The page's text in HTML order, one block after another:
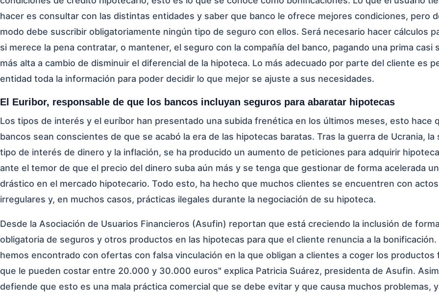
hacer es consultar con las distintas entidades y saber que banco le ofrece mejores condiciones, pero
modo debe suscribir obligatoriamente ningún tipo de seguro con ellos. Será necesario hacer cálculos
si merece la pena contratar, o mantener, el seguro con la compañía del banco, pagando una prima casi
más alta a cambio de disminuir el diferencial de la hipoteca. Lo más adecuado por parte del cliente es
entidad toda la información para poder decidir lo que mejor se ajuste a sus necesidades.
El Euribor, responsable de que los bancos incluyan seguros para abaratar hipotecas
Los tipos de interés y el euríbor han presentado una subida frenética en los últimos meses, esto hace
bancos sean conscientes de que se acabó la era de las hipotecas baratas. Tras la guerra de Ucrania, la
tipo de interés de dinero y la inflación, se ha producido un aumento de peticiones para adquirir
ante el temor de que el precio del dinero suba aún más y se tenga que gestionar de forma acelerada
drástico en el mercado hipotecario. Todo esto, ha hecho que muchos clientes se encuentren con actos
irregulares y, en muchos casos, prácticas ilegales durante la negociación de su hipoteca.
Desde la Asociación de Usuarios Financieros (Asufin) reportan que está creciendo la inclusión de forma
obligatoria de seguros y otros productos en las hipotecas para que el cliente renuncia a la bonificación.
hemos encontrado con ofertas con falsa vinculación en la que obligan a clientes a coger los productos
que le pueden costar entre 20.000 y 30.000 euros" explica Patricia Suárez, presidenta de Asufin.
defiende que esto es una mala práctica comercial que se debe evitar y que causa muchos problemas,